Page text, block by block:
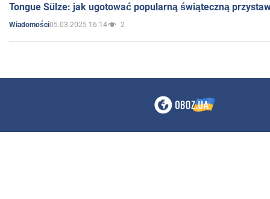
Tongue Sülze: jak ugotować popularną świąteczną
Wiadomości05.03.2025 16:14 2